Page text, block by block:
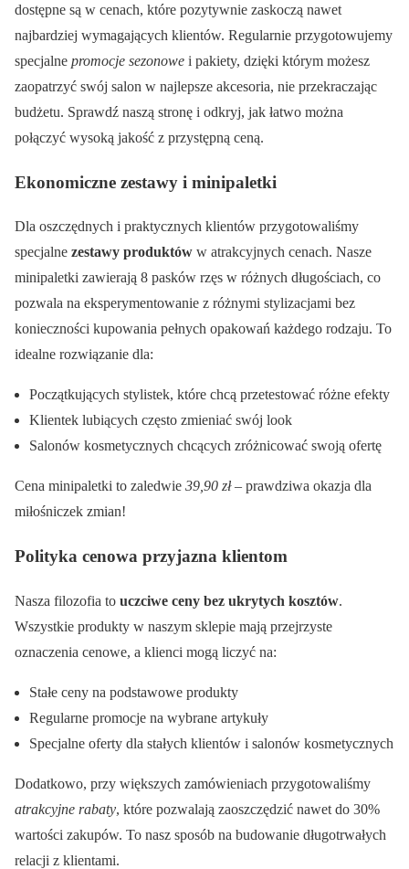
dostępne są w cenach, które pozytywnie zaskoczą nawet
najbardziej wymagających klientów. Regularnie przygotowujemy
specjalne promocje sezonowe i pakiety, dzięki którym możesz
zaopatrzyć swój salon w najlepsze akcesoria, nie przekraczając
budżetu. Sprawdź naszą stronę i odkryj, jak łatwo można
połączyć wysoką jakość z przystępną ceną.
Ekonomiczne zestawy i minipaletki
Dla oszczędnych i praktycznych klientów przygotowaliśmy
specjalne zestawy produktów w atrakcyjnych cenach. Nasze
minipaletki zawierają 8 pasków rzęs w różnych długościach, co
pozwala na eksperymentowanie z różnymi stylizacjami bez
konieczności kupowania pełnych opakowań każdego rodzaju. To
idealne rozwiązanie dla:
Początkujących stylistek, które chcą przetestować różne efekty
Klientek lubiących często zmieniać swój look
Salonów kosmetycznych chcących zróżnicować swoją ofertę
Cena minipaletki to zaledwie 39,90 zł– prawdziwa okazja dla
miłośniczek zmian!
Polityka cenowa przyjazna klientom
Nasza filozofia to uczciwe ceny bez ukrytych kosztów.
Wszystkie produkty w naszym sklepie mają przejrzyste
oznaczenia cenowe, a klienci mogą liczyć na:
Stałe ceny na podstawowe produkty
Regularne promocje na wybrane artykuły
Specjalne oferty dla stałych klientów i salonów kosmetycznych
Dodatkowo, przy większych zamówieniach przygotowaliśmy
atrakcyjne rabaty, które pozwalają zaoszczędzić nawet do 30%
wartości zakupów. To nasz sposób na budowanie długotrwałych
relacji z klientami.